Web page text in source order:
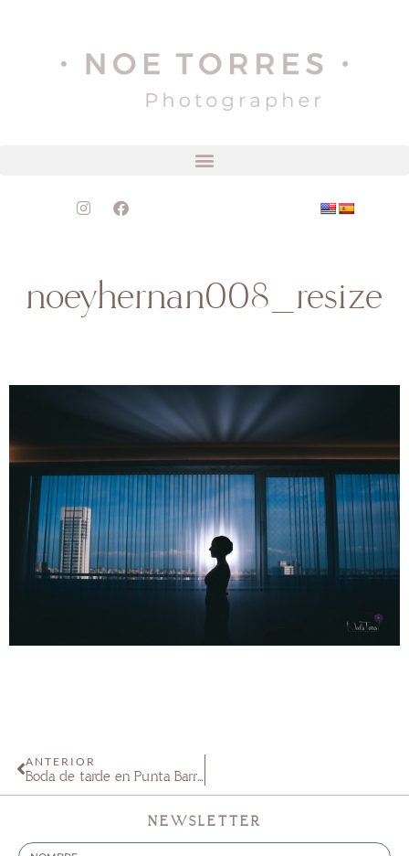
noeyhernan008_resize
ANTERIOR
Boda de tarde en Punta Barranca Noe & Hernan
NEWSLETTER